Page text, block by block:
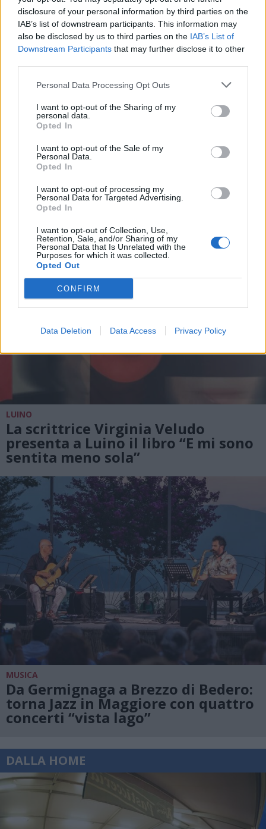
disclosure of your personal information by third parties on the
IAB’s list of downstream participants. This information may
also be disclosed by us to third parties on the IAB’s List of
Downstream Participants that may further disclose it to other
Personal Data Processing Opt Outs
I want to opt-out of the Sharing of my
personal data.
Opted In
I want to opt-out of the Sale of my
Personal Data.
Opted In
I want to opt-out of processing my
Personal Data for Targeted Advertising.
Opted In
I want to opt-out of Collection, Use,
Retention, Sale, and/or Sharing of my
Personal Data that Is Unrelated with the
Purposes for which it was collected.
Opted Out
CONFIRM
Data Deletion Data Access Privacy Policy
Luino festeggia la maestra
Giuseppina Maspero: cento anni tra
scuola, famiglia e comunità
LUINO
La scrittrice Virginia Veludo
presenta a Luino il libro “E mi sono
sentita meno sola”
MUSICA
Da Germignaga a Brezzo di Bedero:
torna Jazz in Maggiore con quattro
concerti “vista lago”
DALLA HOME